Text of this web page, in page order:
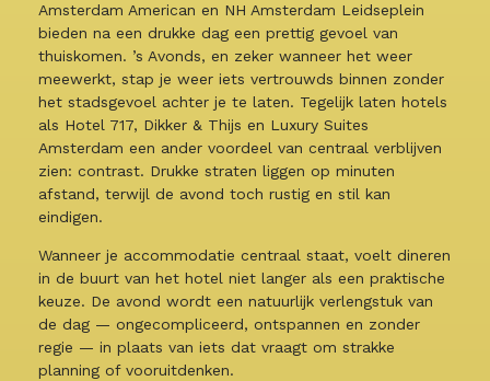
Amsterdam American en NH Amsterdam Leidseplein
bieden na een drukke dag een prettig gevoel van
thuiskomen. ’s Avonds, en zeker wanneer het weer
meewerkt, stap je weer iets vertrouwds binnen zonder
het stadsgevoel achter je te laten. Tegelijk laten hotels
als Hotel 717, Dikker & Thijs en Luxury Suites
Amsterdam een ander voordeel van centraal verblijven
zien: contrast. Drukke straten liggen op minuten
afstand, terwijl de avond toch rustig en stil kan
eindigen.
Wanneer je accommodatie centraal staat, voelt dineren
in de buurt van het hotel niet langer als een praktische
keuze. De avond wordt een natuurlijk verlengstuk van
de dag — ongecompliceerd, ontspannen en zonder
regie — in plaats van iets dat vraagt om strakke
planning of vooruitdenken.